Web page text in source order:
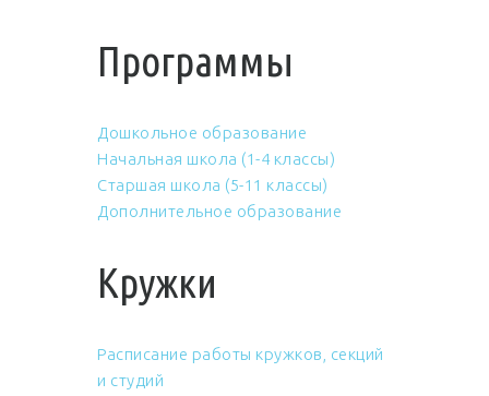
Программы
Дошкольное образование
Начальная школа (1-4 классы)
Старшая школа (5-11 классы)
Дополнительное образование
Кружки
Расписание работы кружков, секций
и студий